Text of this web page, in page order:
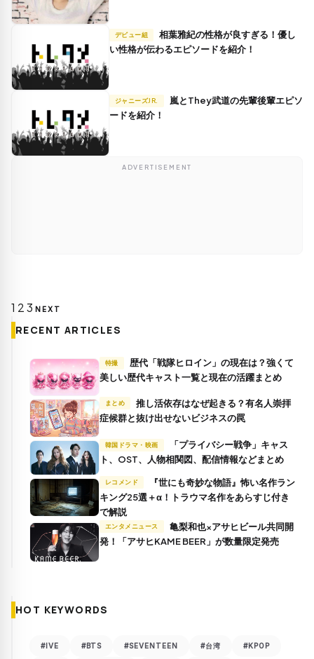
デビュー組
相葉雅紀の性格が良すぎる！優し
い性格が伝わるエピソードを紹介！
ジャニーズJR.
ードを紹介！
ADVERTISEMENT
投
稿
の
1 23 NEXT
RECENT ARTICLES
特撮
美しい歴代キャスト一覧と現在の活躍まとめ
まとめ
推し活依存はなぜ起きる？有名人崇拝
症候群と抜け出せないビジネスの罠
韓国ドラマ・映画
ト、OST、人物相関図、配信情報などまとめ
レコメンド
キング25選＋α！トラウマ名作をあらすじ付き
で解説
エンタメニュース
発！「アサヒKAME BEER」が数量限定発売
HOT KEYWORDS
#IVE #BTS #SEVENTEEN #台湾 #KPOP